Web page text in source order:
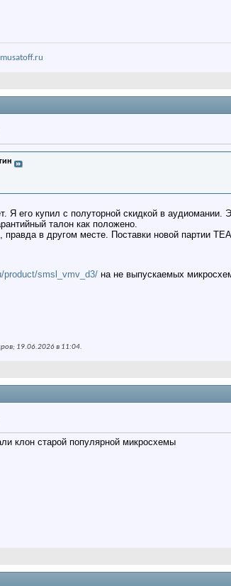
Я его купил с полуторной скидкой в
талон как положено.
в другом месте. Поставки новой партии
product/smsl_vmv_d3/ на не выпускаемых
19.06.2026 в 11:04.
клон старой популярной микросхемы